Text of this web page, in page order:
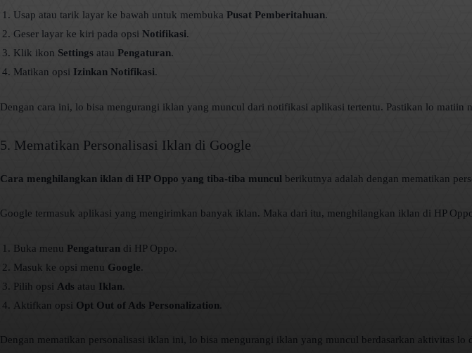
Usap atau tarik layar ke bawah untuk membukaPusat Pemberitahuan.
Geser layar ke kiri pada opsiNotifikasi.
Klik ikon Settings atauPengaturan.
Matikan opsi Izinkan Notifikasi.
Dengan cara ini, lo bisa mengurangi iklan yang muncul dari notifikasi aplikasi tertentu. Pastikan lo
5. Mematikan Personalisasi Iklan di Google
Cara menghilangkan iklan di HP Oppo yang tiba-tiba muncul berikutnya adalah dengan mematikan
Google termasuk aplikasi yang mengirimkan banyak iklan. Maka dari itu, menghilangkan iklan di HP
Buka menu Pengaturan di HP Oppo.
Masuk ke opsi menu Google.
Pilih opsi Ads atau Iklan.
Aktifkan opsi Opt Out of Ads Personalization.
Dengan mematikan personalisasi iklan ini, lo bisa mengurangi iklan yang muncul berdasarkan aktivitas